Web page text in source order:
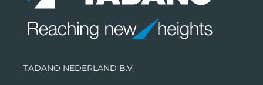
TADANO NEDERLAND B.V.